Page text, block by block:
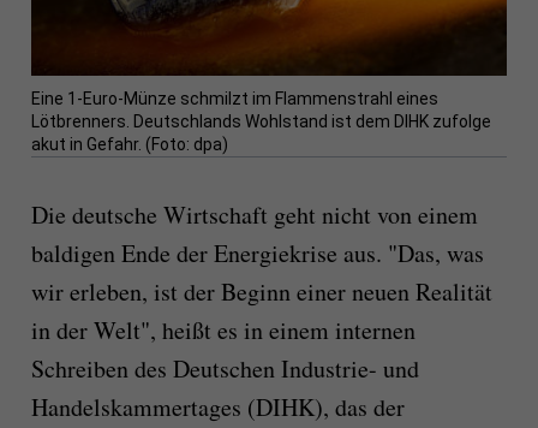
Eine 1-Euro-Münze schmilzt im Flammenstrahl eines
Lötbrenners. Deutschlands Wohlstand ist dem DIHK zufolge
akut in Gefahr. (Foto: dpa)
Die deutsche Wirtschaft geht nicht von einem
baldigen Ende der Energiekrise aus. "Das, was
wir erleben, ist der Beginn einer neuen Realität
in der Welt", heißt es in einem internen
Schreiben des Deutschen Industrie- und
Handelskammertages (DIHK), das der